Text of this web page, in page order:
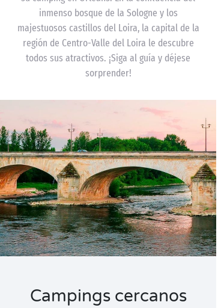
inmenso bosque de la Sologne y los
majestuosos castillos del Loira, la capital de la
región de Centro-Valle del Loira le descubre
todos sus atractivos. ¡Siga al guía y déjese
sorprender!
Campings cercanos